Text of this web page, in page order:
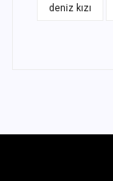
deniz kızı